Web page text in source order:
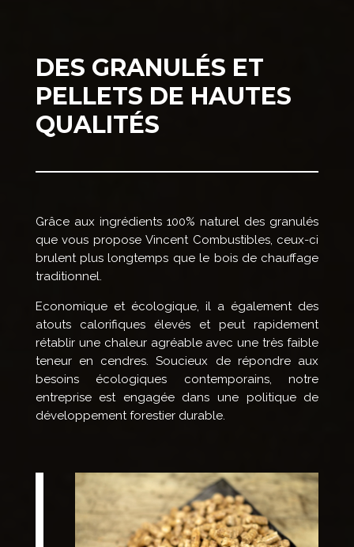
DES GRANULÉS ET
PELLETS DE HAUTES
QUALITÉS
Grâce aux ingrédients 100% naturel des granulés
que vous propose Vincent Combustibles, ceux-ci
brulent plus longtemps que le bois de chauffage
traditionnel.
Economique et écologique, il a également des
atouts calorifiques élevés et peut rapidement
rétablir une chaleur agréable avec une très faible
teneur en cendres. Soucieux de répondre aux
besoins écologiques contemporains, notre
entreprise est engagée dans une politique de
développement forestier durable.